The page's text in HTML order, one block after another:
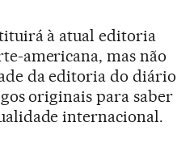
à atual editoria
americana, mas não
da editoria do diário
originais para saber
internacional.